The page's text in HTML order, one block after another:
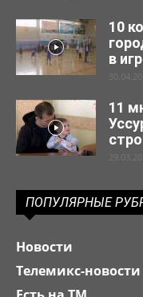
10
в
11
ПОПУЛЯРНЫЕ
Новости
Телемикс-новости